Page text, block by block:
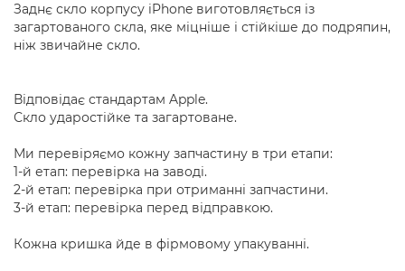
Заднє скло корпусу iPhone виготовляється із
загартованого скла, яке міцніше і стійкіше до подряпин,
ніж звичайне скло.
Відповідає стандартам Apple.
Скло ударостійке та загартоване.
Ми перевіряємо кожну запчастину в три етапи:
1-й етап: перевірка на заводі.
2-й етап: перевірка при отриманні запчастини.
3-й етап: перевірка перед відправкою.
Кожна кришка йде в фірмовому упакуванні.